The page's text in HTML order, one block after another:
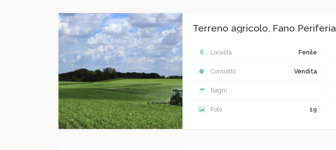
Terreno agricolo, Fano Periferia
Località Fenile
Contratto Vendita
Bagni
Foto 19